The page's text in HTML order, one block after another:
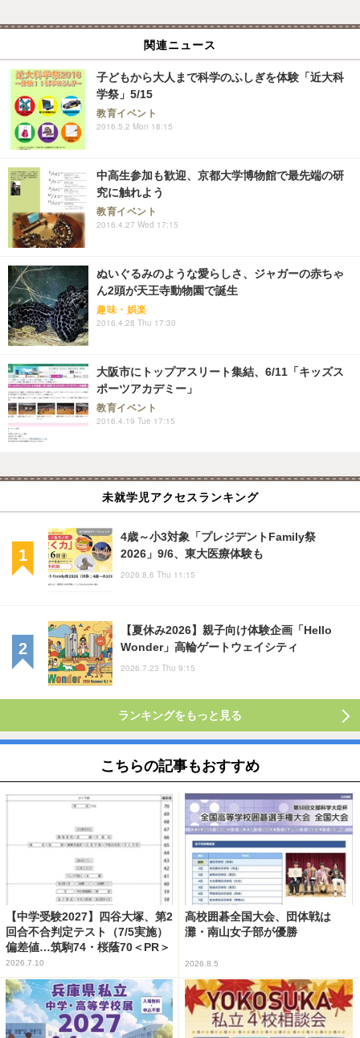
関連ニュース
子どもから大人まで科学のふしぎを体験「近大科
学祭」5/15
教育イベント
2016.5.2 Mon 18:15
中高生参加も歓迎、京都大学博物館で最先端の研
究に触れよう
教育イベント
2016.4.27 Wed 17:15
ぬいぐるみのような愛らしさ、ジャガーの赤ちゃ
ん2頭が天王寺動物園で誕生
趣味・娯楽
2016.4.28 Thu 17:30
大阪市にトップアスリート集結、6/11「キッズス
ポーツアカデミー」
教育イベント
2016.4.19 Tue 17:15
未就学児アクセスランキング
4歳～小3対象「プレジデントFamily祭
2026」9/6、東大医療体験も
2026.8.6 Thu 11:15
【夏休み2026】親子向け体験企画「Hello
Wonder」高輪ゲートウェイシティ
2026.7.23 Thu 9:15
ランキングをもっと見る
こちらの記事もおすすめ
【中学受験2027】四谷大塚、第2
回合不合判定テスト（7/5実施）
偏差値…筑駒74・桜蔭70＜PR＞
2026.7.10
高校囲碁全国大会、団体戦は
灘・南山女子部が優勝
2026.8.5